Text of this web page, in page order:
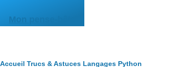
Mon pense-bête
Accueil Trucs & Astuces Langages Python